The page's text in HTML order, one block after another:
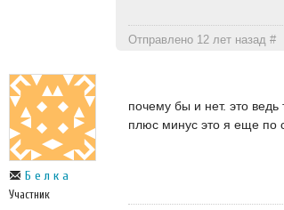
Отправлено 12 лет назад#
Б е л к а
Участник
почему бы и нет. это
плюс минус это я еще по